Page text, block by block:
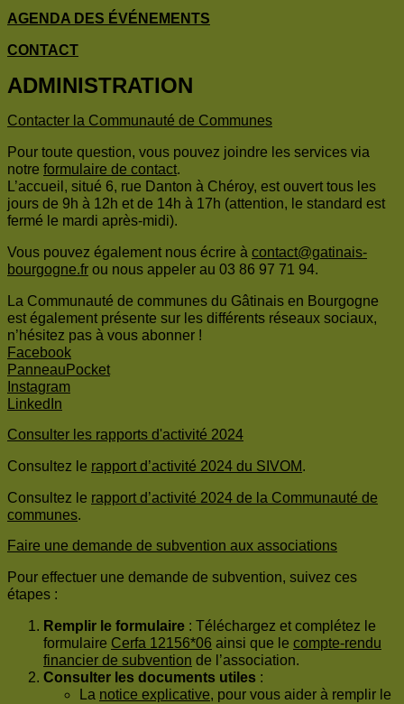
AGENDA DES ÉVÉNEMENTS
CONTACT
ADMINISTRATION
Contacter la Communauté de Communes
Pour toute question, vous pouvez joindre les services via
notre formulaire de contact.
L’accueil, situé 6, rue Danton à Chéroy, est ouvert tous les
jours de 9h à 12h et de 14h à 17h (attention, le standard est
fermé le mardi après-midi).
Vous pouvez également nous écrire à contact@gatinais-
bourgogne.fr ou nous appeler au 03 86 97 71 94.
La Communauté de communes du Gâtinais en Bourgogne
est également présente sur les différents réseaux sociaux,
n’hésitez pas à vous abonner !
Facebook
PanneauPocket
Instagram
LinkedIn
Consulter les rapports d'activité 2024
Consultez le rapport d’activité 2024 du SIVOM.
Consultez le rapport d’activité 2024 de la Communauté de
communes.
Faire une demande de subvention aux associations
Pour effectuer une demande de subvention, suivez ces
étapes :
Remplir le formulaire : Téléchargez et complétez le
formulaire Cerfa 12156*06 ainsi que le compte-rendu
financier de subvention de l’association.
Consulter les documents utiles :
La notice explicative, pour vous aider à remplir le